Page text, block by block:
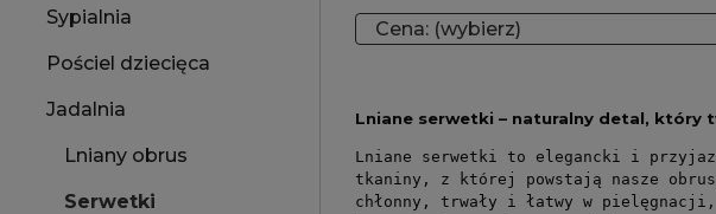
Sypialnia
Pościel dziecięca
Jadalnia
Lniany obrus
Serwetki
Cena: (wybierz)
Lniane serwetki – naturalny detal, który
Lniane serwetki to elegancki i
tkaniny, z której powstają nasze
chłonny, trwały i łatwy w